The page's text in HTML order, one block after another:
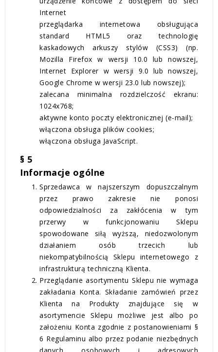
Internet
przeglądarka internetowa obsługująca
standard HTML5 oraz technologię
kaskadowych arkuszy stylów (CSS3) (np.
Mozilla Firefox w wersji 10.0 lub nowszej,
Internet Explorer w wersji 9.0 lub nowszej,
Google Chrome w wersji 23.0 lub nowszej);
zalecana minimalna rozdzielczość ekranu:
1024x768;
aktywne konto poczty elektronicznej (e-mail);
włączona obsługa plików cookies;
włączona obsługa JavaScript.
§ 5
Informacje ogólne
Sprzedawca w najszerszym dopuszczalnym
przez prawo zakresie nie ponosi
odpowiedzialności za zakłócenia w tym
przerwy w funkcjonowaniu Sklepu
spowodowane siłą wyższą, niedozwolonym
działaniem osób trzecich lub
niekompatybilnością Sklepu internetowego z
infrastrukturą techniczną Klienta.
Przeglądanie asortymentu Sklepu nie wymaga
zakładania Konta. Składanie zamówień przez
Klienta na Produkty znajdujące się w
asortymencie Sklepu możliwe jest albo po
założeniu Konta zgodnie z postanowieniami §
6 Regulaminu albo przez podanie niezbędnych